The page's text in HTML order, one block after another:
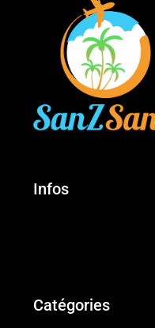
Infos
Catégories